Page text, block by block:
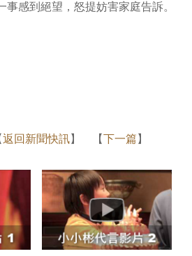
事感到絕望，怒提妨害家庭告訴。
返回新聞快訊】 【下一篇 】